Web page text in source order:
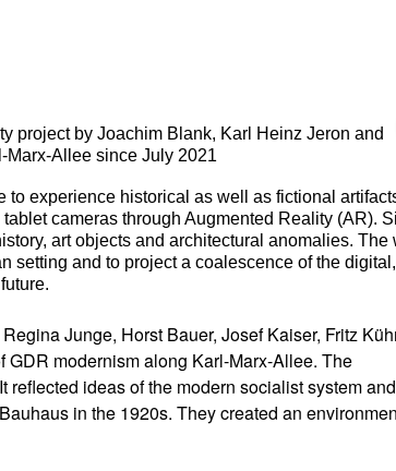
project by Joachim Blank, Karl Heinz Jeron and
Marx-Allee since July 2021
to experience historical as well as fictional
cameras through Augmented Reality (AR).
art objects and architectural anomalies. The
setting and to project a coalescence of the
Junge, Horst Bauer, Josef Kaiser, Fritz
GDR modernism along Karl-Marx-Allee. The
ideas of the modern socialist system and
in the 1920s. They created an